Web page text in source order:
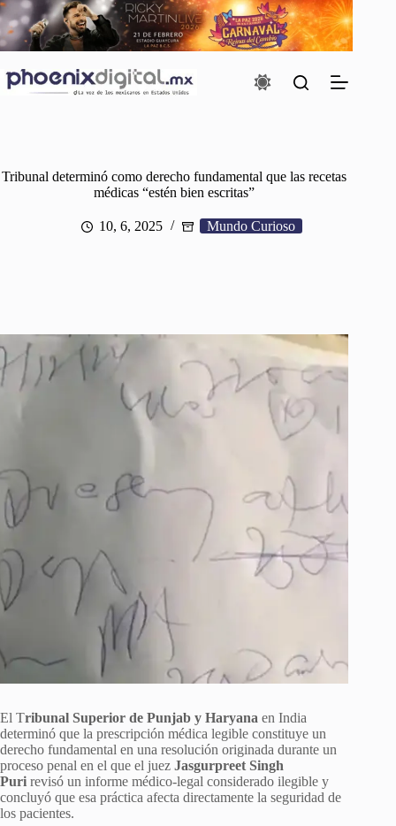
Saltar
al
contenido
Tribunal determinó como derecho fundamental que las recetas
médicas “estén bien escritas”
10, 6, 2025 Mundo Curioso
El Tribunal Superior de Punjab y Haryana en India
determinó que la prescripción médica legible constituye un
derecho fundamental en una resolución originada durante un
proceso penal en el que el juez Jasgurpreet Singh
Puri revisó un informe médico-legal considerado ilegible y
concluyó que esa práctica afecta directamente la seguridad de
los pacientes.